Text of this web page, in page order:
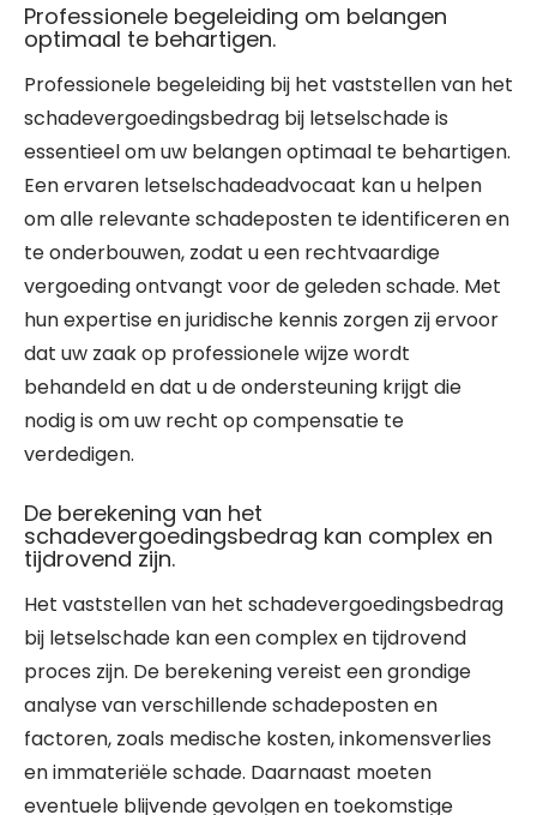
Professionele begeleiding om belangen
optimaal te behartigen.
Professionele begeleiding bij het vaststellen van het
schadevergoedingsbedrag bij letselschade is
essentieel om uw belangen optimaal te behartigen.
Een ervaren letselschadeadvocaat kan u helpen
om alle relevante schadeposten te identificeren en
te onderbouwen, zodat u een rechtvaardige
vergoeding ontvangt voor de geleden schade. Met
hun expertise en juridische kennis zorgen zij ervoor
dat uw zaak op professionele wijze wordt
behandeld en dat u de ondersteuning krijgt die
nodig is om uw recht op compensatie te
verdedigen.
De berekening van het
schadevergoedingsbedrag kan complex en
tijdrovend zijn.
Het vaststellen van het schadevergoedingsbedrag
bij letselschade kan een complex en tijdrovend
proces zijn. De berekening vereist een grondige
analyse van verschillende schadeposten en
factoren, zoals medische kosten, inkomensverlies
en immateriële schade. Daarnaast moeten
eventuele blijvende gevolgen en toekomstige